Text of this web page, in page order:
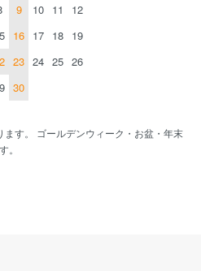
9 10 11
12
16 17 18 19
23 24 25 26
30
す。 ゴールデンウィーク・お盆・年末
。